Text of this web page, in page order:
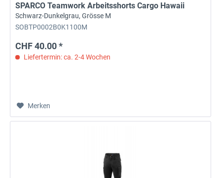
SPARCO Teamwork Arbeitsshorts Cargo Hawaii
Schwarz-Dunkelgrau, Grösse M
SOBTP0002B0K1100M
CHF 40.00 *
Liefertermin: ca. 2-4 Wochen
Merken